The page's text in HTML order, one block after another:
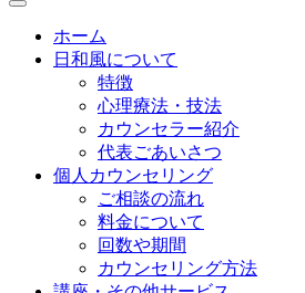
ホーム
日和風について
特徴
心理療法・技法
カウンセラー紹介
代表ごあいさつ
個人カウンセリング
ご相談の流れ
料金について
回数や期間
カウンセリング方法